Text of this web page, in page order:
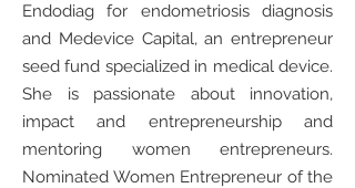
Endodiag for endometriosis diagnosis
and Medevice Capital, an entrepreneur
seed fund specialized in medical device.
She is passionate about innovation,
impact and entrepreneurship and
mentoring women entrepreneurs.
Nominated Women Entrepreneur of the